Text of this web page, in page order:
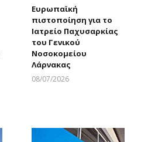
Ευρωπαϊκή
πιστοποίηση για το
Ιατρείο Παχυσαρκίας
του Γενικού
Νοσοκομείου
Λάρνακας
08/07/2026